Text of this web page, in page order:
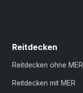
Reitdecken
Reitdecken ohne MER
Reitdecken mit MER